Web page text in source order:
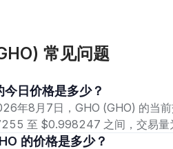
常见问题
今日价格是多少？
年8月7日，GHO (GHO) 的当
至 $0.998247 之间，交易量
的价格是多少？